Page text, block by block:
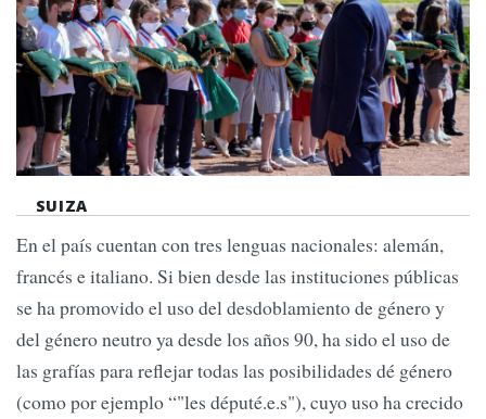
SUIZA
En el país cuentan con tres lenguas nacionales: alemán,
francés e italiano. Si bien desde las instituciones públicas
se ha promovido el uso del desdoblamiento de género y
del género neutro ya desde los años 90, ha sido el uso de
las grafías para reflejar todas las posibilidades dé género
(como por ejemplo “"les député.e.s"), cuyo uso ha crecido